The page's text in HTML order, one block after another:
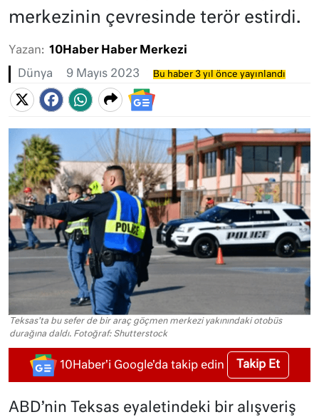
merkezinin çevresinde terör estirdi.
Yazan: 10Haber Haber Merkezi
Dünya 9 Mayıs 2023 Bu haber 3 yıl önce yayınlandı
Teksas'ta bu sefer de bir araç göçmen merkezi yakınındaki otobüs
durağına daldı. Fotoğraf: Shutterstock
10Haber'i Google'da takip edin Takip Et
ABD’nin Teksas eyaletindeki bir alışveriş